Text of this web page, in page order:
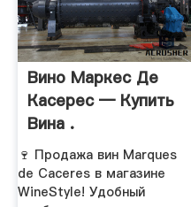
Вино Маркес Де
Касерес — Купить
Вина .
🍷 Продажа вин Marques
de Caceres в магазине
WineStyle! Удобный